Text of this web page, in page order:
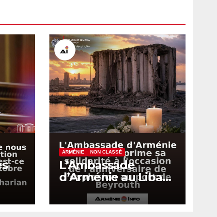
ARMÉNIE NON CLASSÉ
L’Ambassade
d’Arménie au Liban
exprime sa
solidarité à